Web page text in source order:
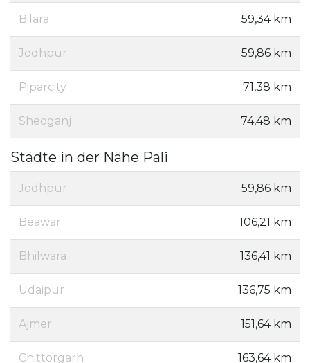
Bilara 59,34 km
Jodhpur 59,86 km
Piparcity 71,38 km
Sheoganj 74,48 km
Städte in der Nähe Pali
Jodhpur 59,86 km
Beawar 106,21 km
Bhilwara 136,41 km
Udaipur 136,75 km
Ajmer 151,64 km
Chittorgarh 163,64 km